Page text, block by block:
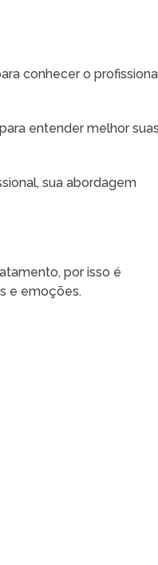
conhecer o
entender melhor
sua abordagem
por isso é
e emoções.